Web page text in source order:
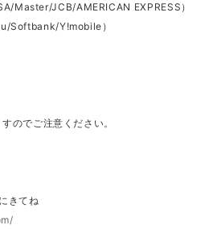
Master/JCB/AMERICAN EXPRESS）
Softbank/Y!mobile）
のでご注意ください。
きてね